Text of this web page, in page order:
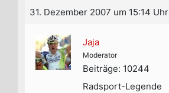
31. Dezember 2007 um 15:14 Uhr
Jaja
Moderator
Beiträge: 10244
Radsport-Legende